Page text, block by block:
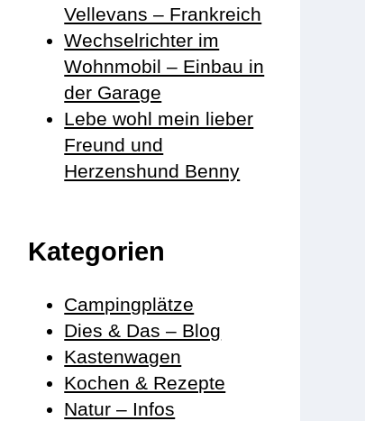
Vellevans – Frankreich
Wechselrichter im
Wohnmobil – Einbau in
der Garage
Lebe wohl mein lieber
Freund und
Herzenshund Benny
Kategorien
Campingplätze
Dies & Das – Blog
Kastenwagen
Kochen & Rezepte
Natur – Infos